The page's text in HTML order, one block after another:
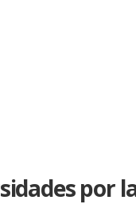
por